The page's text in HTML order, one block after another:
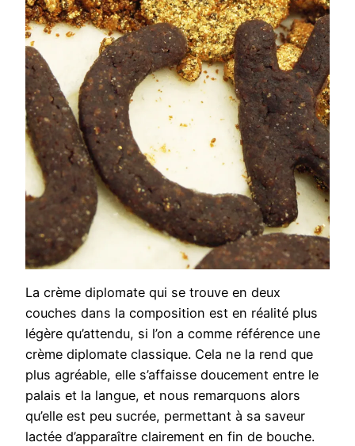
La crème diplomate qui se trouve en deux
couches dans la composition est en réalité plus
légère qu’attendu, si l’on a comme référence une
crème diplomate classique. Cela ne la rend que
plus agréable, elle s’affaisse doucement entre le
palais et la langue, et nous remarquons alors
qu’elle est peu sucrée, permettant à sa saveur
lactée d’apparaître clairement en fin de bouche.